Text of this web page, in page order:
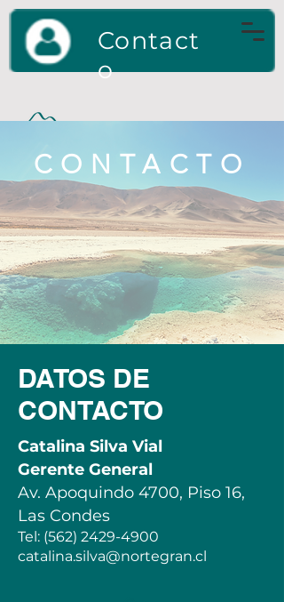
Contact
o
CONTACTO
DATOS DE
CONTACTO
Catalina Silva Vial
Gerente General
Av. Apoquindo 4700, Piso 16,
Las Condes
Tel: (562) 2429-4900
catalina.silva@nortegran.cl